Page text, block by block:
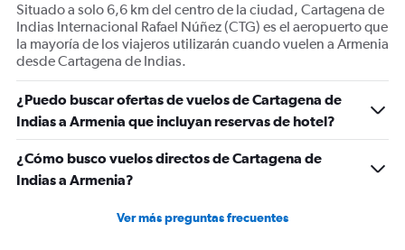
Situado a solo 6,6 km del centro de la ciudad, Cartagena de
Indias Internacional Rafael Núñez (CTG) es el aeropuerto que
la mayoría de los viajeros utilizarán cuando vuelen a Armenia
desde Cartagena de Indias.
¿Puedo buscar ofertas de vuelos de Cartagena de
Indias a Armenia que incluyan reservas de hotel?
¿Cómo busco vuelos directos de Cartagena de
Indias a Armenia?
Ver más preguntas frecuentes